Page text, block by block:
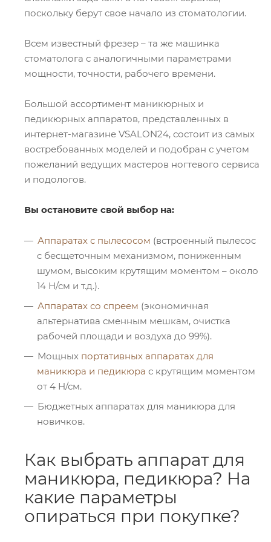
поскольку берут свое начало из стоматологии.
Всем известный фрезер – та же машинка
стоматолога с аналогичными параметрами
мощности, точности, рабочего времени.
Большой ассортимент маникюрных и
педикюрных аппаратов, представленных в
интернет-магазине VSALON24, состоит из самых
востребованных моделей и подобран с учетом
пожеланий ведущих мастеров ногтевого сервиса
и подологов.
Вы остановите свой выбор на:
Аппаратах с пылесосом (встроенный пылесос
с бесщеточным механизмом, пониженным
шумом, высоким крутящим моментом – около
14 Н/см и т.д.).
Аппаратах со спреем (экономичная
альтернатива сменным мешкам, очистка
рабочей площади и воздуха до 99%).
Мощных портативных аппаратах для
маникюра и педикюра с крутящим моментом
от 4 Н/см.
Бюджетных аппаратах для маникюра для
новичков.
Как выбрать аппарат для
маникюра, педикюра? На
какие параметры
опираться при покупке?